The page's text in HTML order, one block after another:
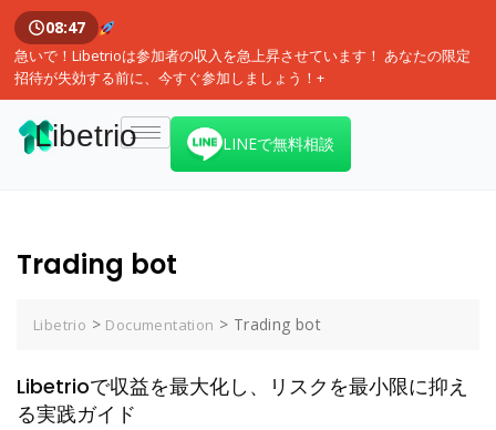
08:46
急いで！Libetrioは参加者の収入を急上昇させています！ あなたの限定
招待が失効する前に、今すぐ参加しましょう！+
Libetrio LINEで無料相談
Trading bot
Libetrio > Documentation > Trading bot
Libetrioで収益を最大化し、リスクを最小限に抑え
る実践ガイド